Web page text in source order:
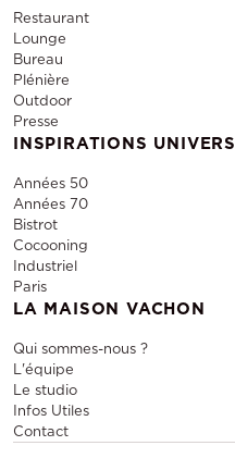
Restaurant
Lounge
Bureau
Plénière
Outdoor
Presse
INSPIRATIONS UNIVERS
Années 50
Années 70
Bistrot
Cocooning
Industriel
Paris
LA MAISON VACHON
Qui sommes-nous ?
L'équipe
Le studio
Infos Utiles
Contact